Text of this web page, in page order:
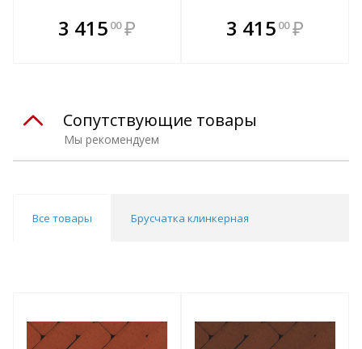
3 415 00 ₽
В комплекте
всегда выгоднее!
В комплекте
всегда выгоднее!
3 415 00 ₽
Мы рекомендуем
Сопутствующие товары
Все товары Брусчатка клинкерная